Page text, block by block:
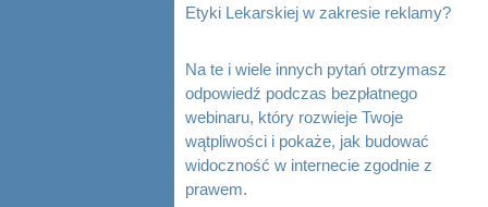
Etyki Lekarskiej w zakresie reklamy?
Na te i wiele innych pytań otrzymasz
odpowiedź podczas bezpłatnego
webinaru, który rozwieje Twoje
wątpliwości i pokaże, jak budować
widoczność w internecie zgodnie z
prawem.